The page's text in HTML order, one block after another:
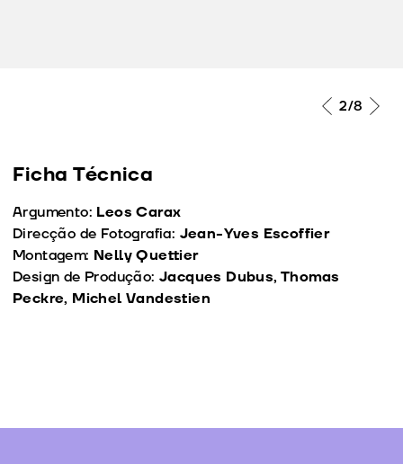
2/8
Ficha Técnica
Argumento: Leos Carax
Direcção de Fotografia: Jean-Yves Escoffier
Montagem: Nelly Quettier
Design de Produção: Jacques Dubus, Thomas
Peckre, Michel Vandestien